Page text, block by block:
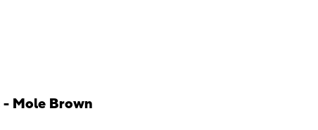
- Mole Brown